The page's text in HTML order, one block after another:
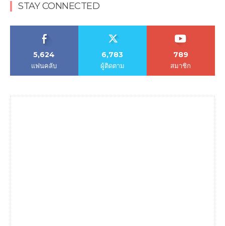
STAY CONNECTED
5,624
แฟนคลับ
6,783
ผู้ติดตาม
789
สมาชิก